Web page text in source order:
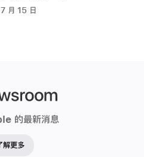
月 15 日
的最新消息
解更多